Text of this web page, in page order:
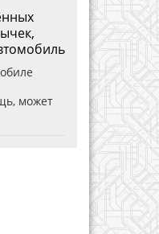
может